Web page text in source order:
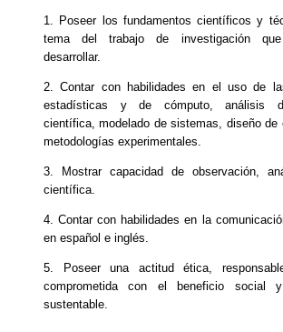
1. Poseer los fundamentos científicos y
tema del trabajo de investigación
desarrollar.
2. Contar con habilidades en el uso de
estadísticas y de cómputo, análisis
científica, modelado de sistemas, diseño de
metodologías experimentales.
3. Mostrar capacidad de observación,
científica.
4. Contar con habilidades en la
en español e inglés.
5. Poseer una actitud ética,
comprometida con el beneficio social
sustentable.